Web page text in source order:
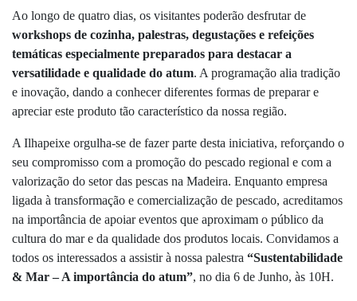
Ao longo de quatro dias, os visitantes poderão desfrutar de
workshops de cozinha, palestras, degustações e refeições
temáticas especialmente preparados para destacar a
versatilidade e qualidade do atum. A programação alia tradição
e inovação, dando a conhecer diferentes formas de preparar e
apreciar este produto tão característico da nossa região.
A Ilhapeixe orgulha-se de fazer parte desta iniciativa, reforçando o
seu compromisso com a promoção do pescado regional e com a
valorização do setor das pescas na Madeira. Enquanto empresa
ligada à transformação e comercialização de pescado, acreditamos
na importância de apoiar eventos que aproximam o público da
cultura do mar e da qualidade dos produtos locais. Convidamos a
todos os interessados a assistir à nossa palestra “Sustentabilidade
& Mar – A importância do atum”, no dia 6 de Junho, às 10H.